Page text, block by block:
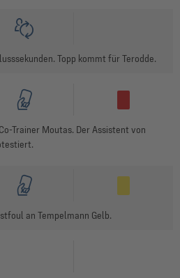
Topp kommt für Terodde.
Trainer Moutas. Der Assistent von
an Tempelmann Gelb.